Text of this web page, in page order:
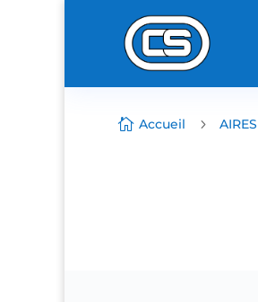
 Accueil 5